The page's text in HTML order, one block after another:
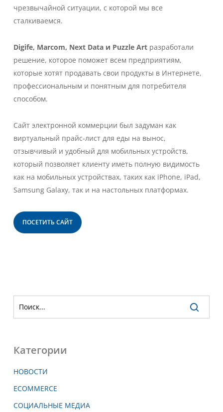
чрезвычайной ситуации, с которой мы все
сталкиваемся.
Digife, Marcom, Next Data и Puzzle Artразработали
решение, которое поможет всем предприятиям,
которые хотят продавать свои продукты в Интернете,
профессиональным и понятным для потребителя
способом.
Сайт электронной коммерции был задуман как
виртуальный прайс-лист для еды на вынос,
отзывчивый и удобный для мобильных устройств,
который позволяет клиенту иметь полную видимость
как на мобильных устройствах, таких как iPhone, iPad,
Samsung Galaxy, так и на настольных платформах.
ПОСЕТИТЬ САЙТ
Категории
НОВОСТИ
ECOMMERCE
СОЦИАЛЬНЫЕ МЕДИА